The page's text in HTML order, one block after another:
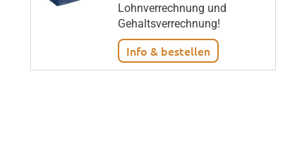
Lohnverrechnung und
Gehaltsverrechnung!
Info & bestellen